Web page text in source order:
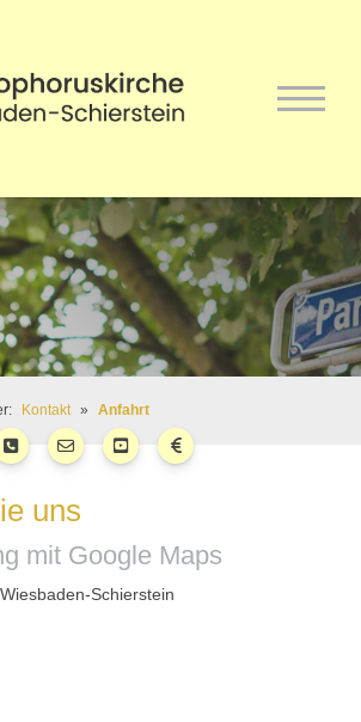
Kontakt Anfahrt
uns
mit Google Maps
Schierstein